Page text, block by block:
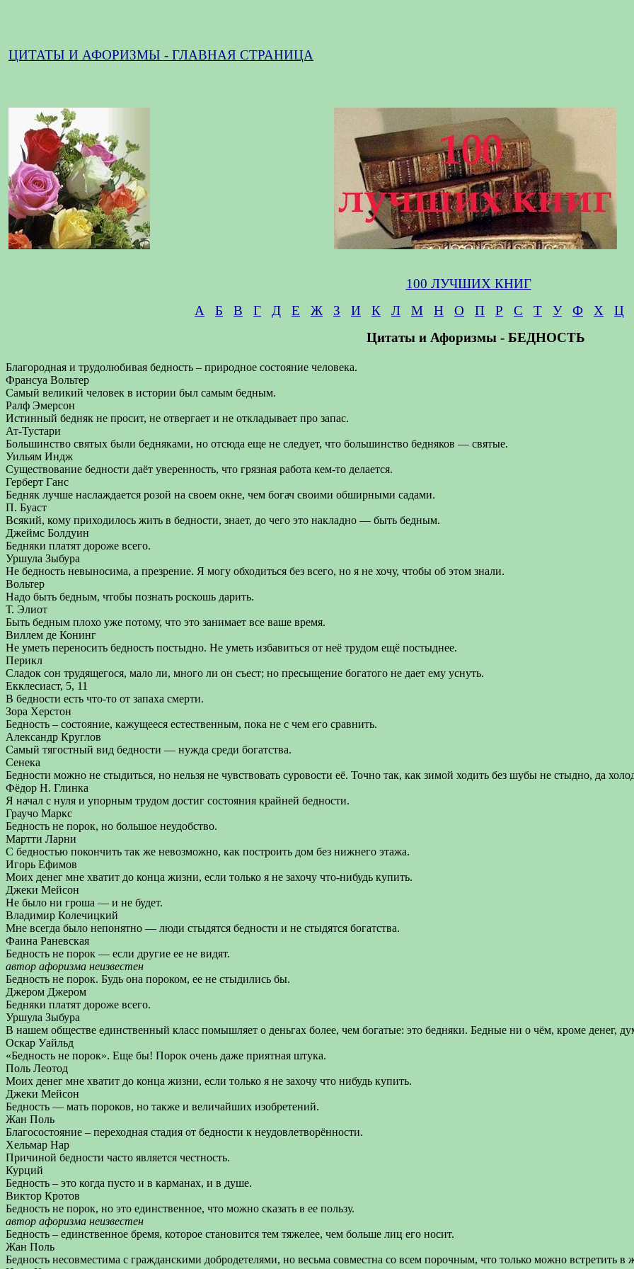
ЦИТАТЫ И АФОРИЗМЫ - ГЛАВНАЯ СТРАНИЦА
100 ЛУЧШИХ КНИГ
А
Б В Г Д Е Ж З И К Л М Н О П Р С Т У Ф Х
Ц
Цитаты и Афоризмы - БЕДНОСТЬ
Благородная и трудолюбивая бедность – природное состояние человека.
Франсуа Вольтер
Самый великий человек в истории был самым бедным.
Ралф Эмерсон
Истинный бедняк не просит, не отвергает и не откладывает про запас.
Ат-Тустари
Большинство святых были бедняками, но отсюда еще не следует, что большинство бедняков — святые.
Уильям Индж
Существование бедности даёт уверенность, что грязная работа кем-то делается.
Герберт Ганс
Бедняк лучше наслаждается розой на своем окне, чем богач своими обширными садами.
П. Буаст
Всякий, кому приходилось жить в бедности, знает, до чего это накладно — быть бедным.
Джеймс Болдуин
Бедняки платят дороже всего.
Уршула Зыбура
Не бедность невыносима, а презрение. Я могу обходиться без всего, но я не хочу, чтобы об этом знали.
Вольтер
Надо быть бедным, чтобы познать роскошь дарить.
Т. Элиот
Быть бедным плохо уже потому, что это занимает все ваше время.
Виллем де Конинг
Не уметь переносить бедность постыдно. Не уметь избавиться от неё трудом ещё постыднее.
Перикл
Сладок сон трудящегося, мало ли, много ли он съест; но пресыщение богатого не дает ему уснуть.
Екклесиаст, 5, 11
В бедности есть что-то от запаха смерти.
Зора Херстон
Бедность – состояние, кажущееся естественным, пока не с чем его сравнить.
Александр Круглов
Самый тягостный вид бедности — нужда среди богатства.
Сенека
Бедности можно не стыдиться, но нельзя не чувствовать суровости её. Точно так, как зимой ходить без шубы не стыдно, да
Фёдор Н. Глинка
Я начал с нуля и упорным трудом достиг состояния крайней бедности.
Граучо Маркс
Бедность не порок, но большое неудобство.
Мартти Ларни
С бедностью покончить так же невозможно, как построить дом без нижнего этажа.
Игорь Ефимов
Моих денег мне хватит до конца жизни, если только я не захочу что-нибудь купить.
Джеки Мейсон
Не было ни гроша — и не будет.
Владимир Колечицкий
Мне всегда было непонятно — люди стыдятся бедности и не стыдятся богатства.
Фаина Раневская
Бедность не порок — если другие ее не видят.
автор афоризма неизвестен
Бедность не порок. Будь она пороком, ее не стыдились бы.
Джером Джером
Бедняки платят дороже всего.
Уршула Зыбура
В нашем обществе единственный класс помышляет о деньгах более, чем богатые: это бедняки. Бедные ни о чём, кроме денег,
Оскар Уайльд
«Бедность не порок». Еще бы! Порок очень даже приятная штука.
Поль Леотод
Моих денег мне хватит до конца жизни, если только я не захочу что нибудь купить.
Джеки Мейсон
Бедность — мать пороков, но также и величайших изобретений.
Жан Поль
Благосостояние – переходная стадия от бедности к неудовлетворённости.
Хельмар Нар
Причиной бедности часто является честность.
Курций
Бедность – это когда пусто и в карманах, и в душе.
Виктор Кротов
Бедность не порок, но это единственное, что можно сказать в ее пользу.
автор афоризма неизвестен
Бедность – единственное бремя, которое становится тем тяжелее, чем больше лиц его носит.
Жан Поль
Бедность несовместима с гражданскими добродетелями, но весьма совместна со всем порочным, что только можно встретить в